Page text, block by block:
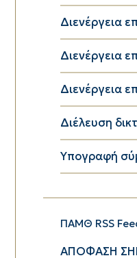
Διενέργεια
Διενέργεια
Διενέργεια
Διέλευση
Υπογραφή
ΠΑΜΘ RSS
ΑΠΟΦΑΣΗ